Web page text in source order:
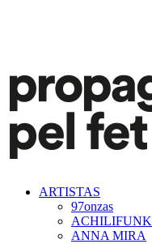
ARTISTAS
97onzas
ANNA MIRA